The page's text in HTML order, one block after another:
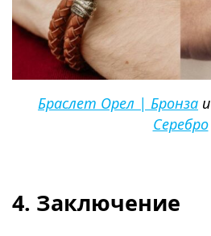
Браслет Орел | Бронза и
Серебро
4. Заключение